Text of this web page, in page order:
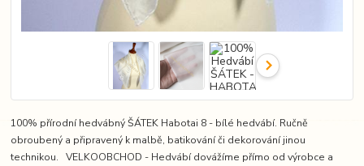
100% přírodní hedvábný ŠÁTEK Habotai 8 - bílé hedvábí. Ručně
obroubený a připravený k malbě, batikování či dekorování jinou
technikou. VELKOOBCHOD - Hedvábí dovážíme přímo od výrobce a